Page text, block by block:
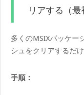
リアする（最
多くのMSIXパッケー
シュをクリアするだ
手順：